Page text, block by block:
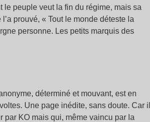
peuple veut la fin du régime, mais sa
prouvé, « Tout le monde déteste la
personne. Les petits marquis des
déterminé et mouvant, est en
Une page inédite, sans doute. Car il
KO mais qui, même vaincu par la